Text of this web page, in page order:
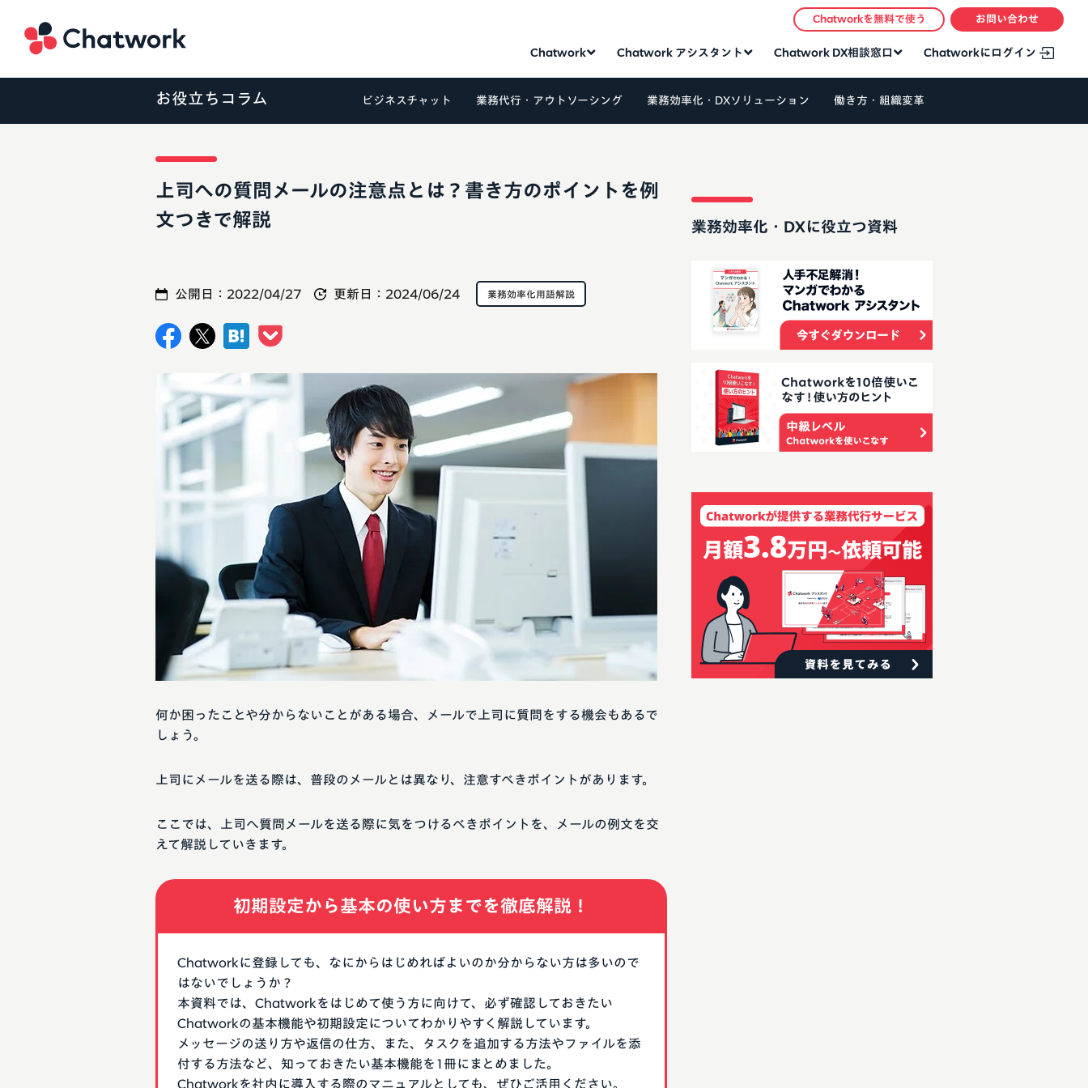
Chatwork Chatwork アシスタント Chatwork DX相談窓口 Chatworkにログイン
Chatworkを無料で使う お問い合わせ
お役立ちコラム ビジネスチャット 業務代行・アウトソーシング 業務効率化・DXソリューション 働き方・組織変革
上司への質問メールの注意点とは？書き方のポイントを例
文つきで解説
公開日： 2022/04/27 更新日： 2024/06/24 業務効率化用語解説
ここでは、上司へ質問メールを送る際に気をつけるべきポイントを、メールの例文を交
えて解説していきます。
上司にメールを送る際は、普段のメールとは異なり、注意すべきポイントがあります。
何か困ったことや分からないことがある場合、メールで上司に質問をする機会もあるで
しょう。
初期設定から基本の使い方までを徹底解説！
Chatworkに登録しても、なにからはじめればよいのか分からない方は多いので
はないでしょうか？
本資料では、Chatworkをはじめて使う方に向けて、必ず確認しておきたい
Chatworkの基本機能や初期設定についてわかりやすく解説しています。
メッセージの送り方や返信の仕方、また、タスクを追加する方法やファイルを添
付する方法など、知っておきたい基本機能を1冊にまとめました。
Chatworkを社内に導入する際のマニュアルとしても、ぜひご活用ください。
業務効率化・DXに役立つ資料